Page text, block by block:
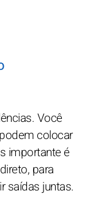
Você
colocar
importante é
para
saídas juntas.